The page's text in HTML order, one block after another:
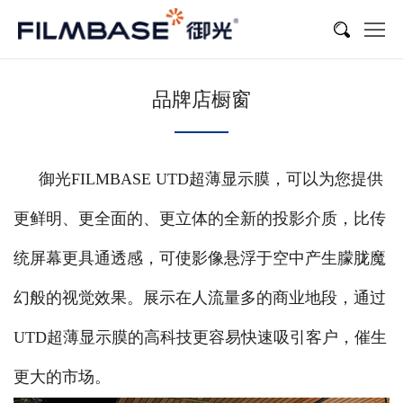
品牌店橱窗
御光FILMBASE UTD超薄显示膜，可以为您提供
更鲜明、更全面的、更立体的全新的投影介质，比传
统屏幕更具通透感，可使影像悬浮于空中产生朦胧魔
幻般的视觉效果。展示在人流量多的商业地段，通过
UTD超薄显示膜的高科技更容易快速吸引客户，催生
更大的市场。